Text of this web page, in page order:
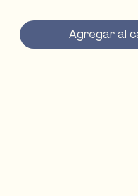
Agregar al